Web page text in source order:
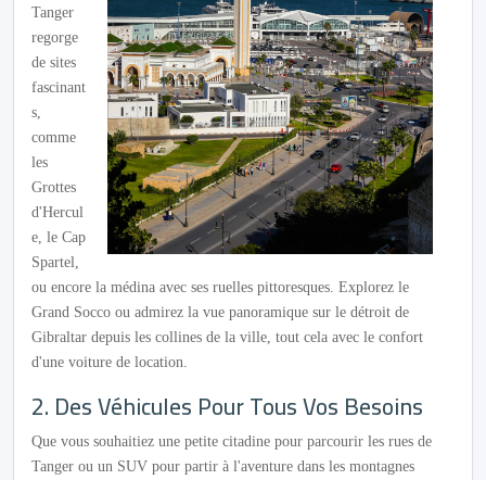
Tanger
regorge
de sites
fascinant
s,
comme
les
Grottes
d'Hercul
e, le Cap
Spartel,
ou encore la médina avec ses ruelles pittoresques. Explorez le
Grand Socco ou admirez la vue panoramique sur le détroit de
Gibraltar depuis les collines de la ville, tout cela avec le confort
d'une voiture de location.
2. Des Véhicules Pour Tous Vos Besoins
Que vous souhaitiez une petite citadine pour parcourir les rues de
Tanger ou un SUV pour partir à l'aventure dans les montagnes